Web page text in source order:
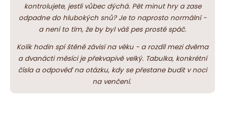
kontrolujete, jestli vůbec dýchá. Pět minut hry a zase
odpadne do hlubokých snů? Je to naprosto normální -
a není to tím, že by byl váš pes prostě spáč.
Kolik hodin spí štěně závisí na věku - a rozdíl mezi dvěma
a dvanácti měsíci je překvapivě velký. Tabulka, konkrétní
čísla a odpověď na otázku, kdy se přestane budit v noci
na venčení.
e